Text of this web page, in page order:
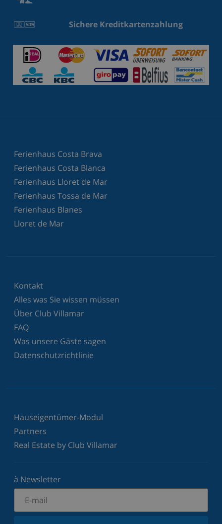
Sichere Kreditkartenzahlung
Ferienhaus Costa Brava
Ferienhaus Costa Blanca
Ferienhaus Lloret de Mar
Ferienhaus Tossa de Mar
Ferienhaus Blanes
Lloret de Mar
Kontakt
Alles was Sie wissen müssen
Über Club Villamar
FAQ
Was unsere Gäste sagen
Datenschutzrichtlinie
Hauseigentümer-Modul
Partners
Real Estate by Club Villamar
à Newsletter